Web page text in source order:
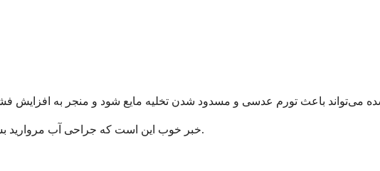
خبر خوب این است که جراحی آب مروارید بسیار موفق است و بیشتر عوارض را می‌توان با درمان به موقع پیشگیری کرد.